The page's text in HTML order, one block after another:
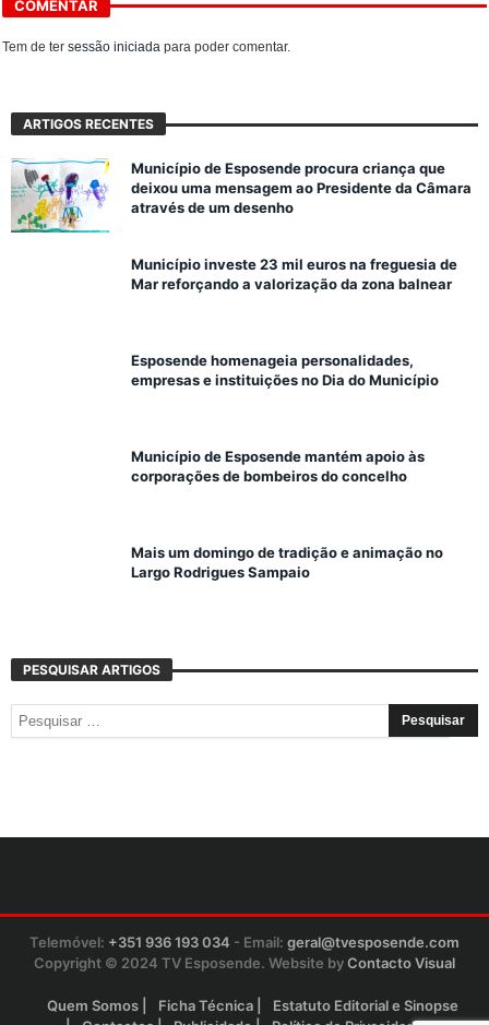
COMENTAR
Tem de tersessão iniciada para poder comentar.
ARTIGOS RECENTES
Município de Esposende procura criança que
deixou uma mensagem ao Presidente da Câmara
através de um desenho
Município investe 23 mil euros na freguesia de
Mar reforçando a valorização da zona balnear
Esposende homenageia personalidades,
empresas e instituições no Dia do Município
Município de Esposende mantém apoio às
corporações de bombeiros do concelho
Mais um domingo de tradição e animação no
Largo Rodrigues Sampaio
PESQUISAR ARTIGOS
Telemóvel: +351 936 193 034 - Email: geral@tvesposende.com
Copyright © 2024 TV Esposende. Website byContacto Visual
Quem Somos Ficha Técnica
Estatuto Editorial e Sinopse